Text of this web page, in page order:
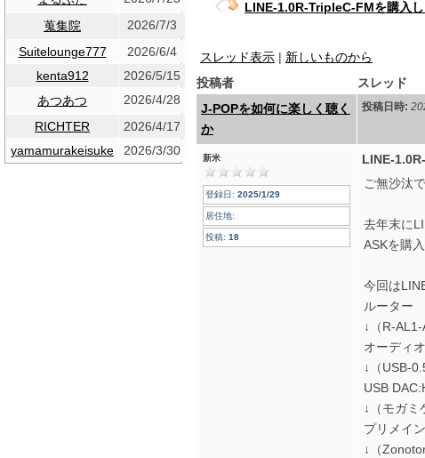
LINE-1.0R-TripleC-FMを購入し
スレッド表示 | 新しいものから
投稿者
スレッド
J-POPを如何に楽しく聴く
か
投稿日時:
新米
登録日: 2025/1/29
居住地:
投稿: 18
LINE-
ご無沙汰
去年末に
ASKを購
今回は
ルーター
↓（R-AL1-
オーディ
↓（USB-
USB
↓（モガ
プリメイ
↓（
蒐集院
2026/7/3
Suitelounge777
2026/6/4
kenta912
2026/5/15
あつあつ
2026/4/28
RICHTER
2026/4/17
yamamurakeisuke
2026/3/30